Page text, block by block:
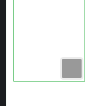
17. Februar 2026 um 11:06